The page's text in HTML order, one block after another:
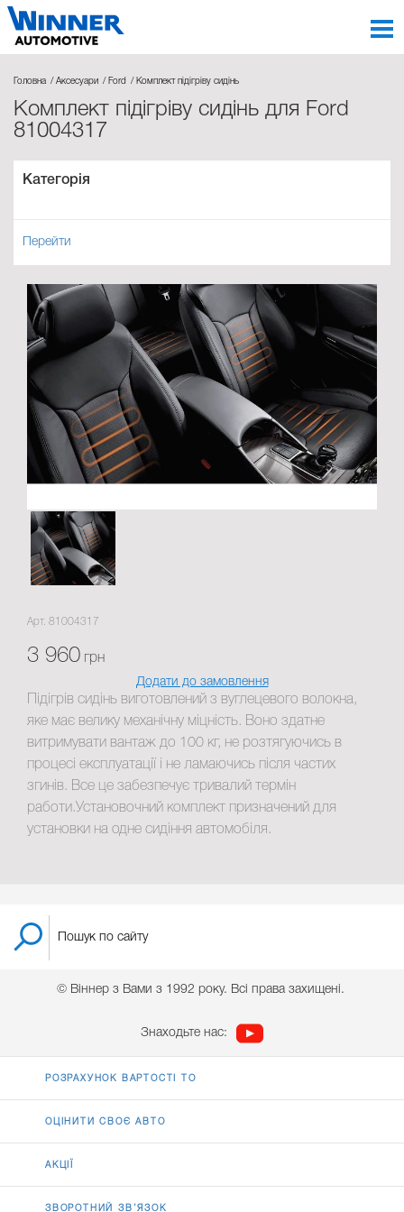
Головна Аксесуари Ford Комплект підігріву сидінь
Комплект підігріву сидінь для Ford
81004317
Категорія
Перейти
Арт. 81004317
3 960 грн
Додати до замовлення
Підігрів сидінь виготовлений з вуглецевого волокна,
яке має велику механічну міцність. Воно здатне
витримувати вантаж до 100 кг, не розтягуючись в
процесі експлуатації і не ламаючись після частих
згинів. Все це забезпечує тривалий термін
работи.Установочний комплект призначений для
установки на одне сидіння автомобіля.
© Віннер з Вами з 1992 року. Всі права захищені.
Знаходьте нас:
РОЗРАХУНОК ВАРТОСТІ ТО
ОЦІНИТИ СВОЄ АВТО
АКЦІЇ
ЗВОРОТНИЙ ЗВ’ЯЗОК